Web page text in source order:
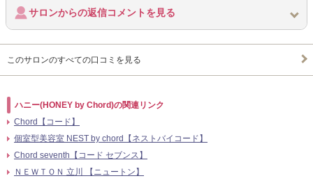
サロンからの返信コメントを見る
このサロンのすべての口コミを見る
ハニー(HONEY by Chord)の関連リンク
Chord【コード】
個室型美容室 NEST by chord【ネストバイコード】
Chord seventh【コード セブンス】
ＮＥＷＴＯＮ 立川 【ニュートン】